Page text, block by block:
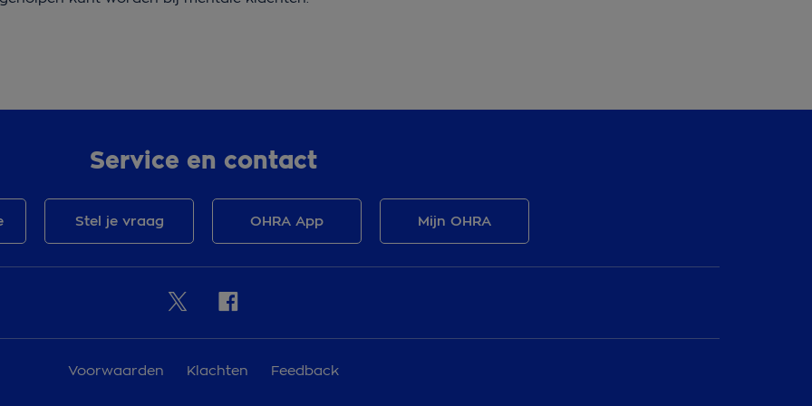
Service en contact
Stel je vraag OHRA App Mijn OHRA
Voorwaarden Klachten Feedback